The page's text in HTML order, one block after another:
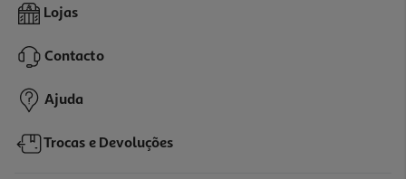
Lojas
Contacto
Ajuda
Trocas e Devoluções